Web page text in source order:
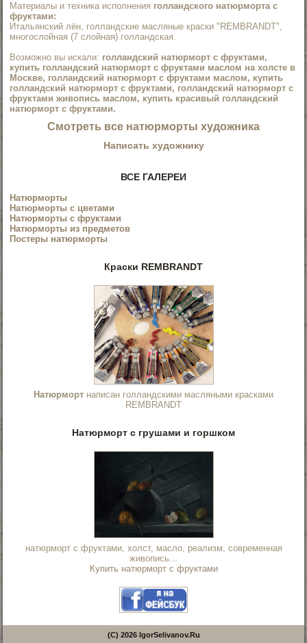
Материалы и техника исполнения голландского натюрморта с
фруктами:
Итальянский лён, голландские масляные краски "REMBRANDT",
многослойная (7 слойная) голландская.
Возможно вы искали: голландский натюрморт с фруктами,
купить голландский натюрморт с фруктами маслом на холсте в
Москве, голландский натюрморт с фруктами маслом, купить
голландский натюрморт с фруктами, голландский натюрморт с
фруктами живопись маслом, купить красивый голландский
натюрморт с фруктами.
Смотреть все натюрморты художника
Написать художнику
ВСЕ ГАЛЕРЕИ
Натюрморты
Натюрморты с цветами
Натюрморты с фруктами
Натюрморты из предметов
Постеры натюрморты
Краски REMBRANDT
Натюрморт написан голландскими масляными красками
REMBRANDT
Натюрморт с грушами и горшком
натюрморт с фруктами, холст, масло, реализм, современная
живопись...
Купить натюрморт с фруктами
(C) 2026 IgorSelivanov.Ru